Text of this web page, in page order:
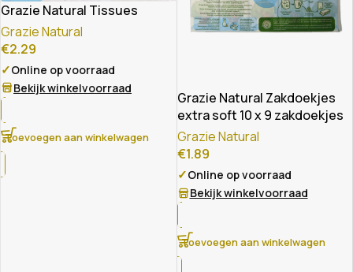
Grazie Natural Tissues
Grazie Natural
€2.29
✓Online op voorraad
Bekijk winkelvoorraad
Toevoegen aan winkelwagen
Grazie Natural Zakdoekjes
extra soft 10 x 9 zakdoekjes
Grazie Natural
€1.89
✓Online op voorraad
Bekijk winkelvoorraad
Toevoegen aan winkelwagen